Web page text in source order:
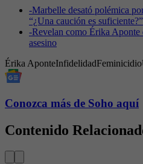
-Marbelle desató polémica
“¿Una caución es suficiente?”
-Revelan como Érika
asesino
Érika AponteInfidelidadFeminicidio
Conozca más de Soho aquí
Contenido